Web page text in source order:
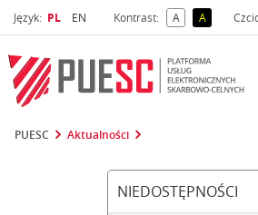
Język: Wybrany język
PL Wybierz język
EN Kontrast: Akontrast
Akontrast
PUESC Aktualności
NIEDOSTĘPNOŚCI